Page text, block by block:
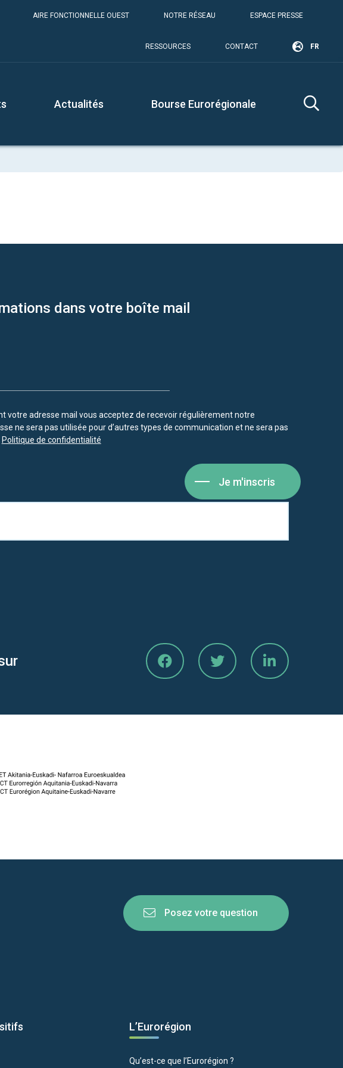
AIRE FONCTIONNELLE OUEST NOTRE RÉSEAU ESPACE PRESSE
RESSOURCES CONTACT FR
Actualités Bourse Eurorégionale
dans votre boîte mail
votre adresse mail vous acceptez de recevoir régulièrement notre
ne sera pas utilisée pour d’autres types de communication et ne sera pas
Politique de confidentialité
Je m'inscris
Posez votre question
L’Eurorégion
Qu’est-ce que l’Eurorégion ?